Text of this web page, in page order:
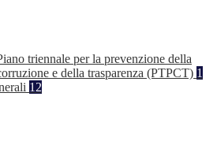
triennale per la prevenzione della
e della trasparenza (PTPCT) 1
12